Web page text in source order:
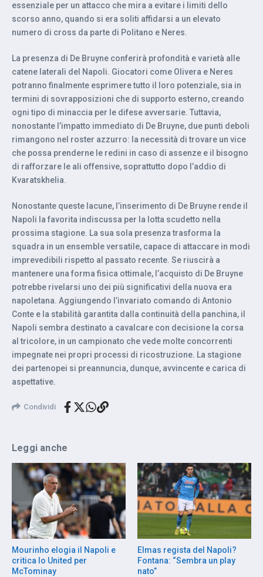
essenziale per un attacco che mira a evitare i limiti dello
scorso anno, quando si era soliti affidarsi a un elevato
numero di cross da parte di Politano e Neres.
La presenza di De Bruyne conferirà profondità e varietà alle
catene laterali del Napoli. Giocatori come Olivera e Neres
potranno finalmente esprimere tutto il loro potenziale, sia in
termini di sovrapposizioni che di supporto esterno, creando
ogni tipo di minaccia per le difese avversarie. Tuttavia,
nonostante l’impatto immediato di De Bruyne, due punti deboli
rimangono nel roster azzurro: la necessità di trovare un vice
che possa prenderne le redini in caso di assenze e il bisogno
di rafforzare le ali offensive, soprattutto dopo l’addio di
Kvaratskhelia.
Nonostante queste lacune, l’inserimento di De Bruyne rende il
Napoli la favorita indiscussa per la lotta scudetto nella
prossima stagione. La sua sola presenza trasforma la
squadra in un ensemble versatile, capace di attaccare in modi
imprevedibili rispetto al passato recente. Se riuscirà a
mantenere una forma fisica ottimale, l’acquisto di De Bruyne
potrebbe rivelarsi uno dei più significativi della nuova era
napoletana. Aggiungendo l’invariato comando di Antonio
Conte e la stabilità garantita dalla continuità della panchina, il
Napoli sembra destinato a cavalcare con decisione la corsa
al tricolore, in un campionato che vede molte concorrenti
impegnate nei propri processi di ricostruzione. La stagione
dei partenopei si preannuncia, dunque, avvincente e carica di
aspettative.
Condividi
Leggi anche
Mourinho elogia il Napoli e
critica lo United per
McTominay
Elmas regista del Napoli?
Fontana: “Sembra un play
nato”